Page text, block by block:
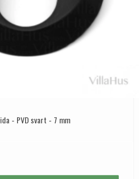
- PVD svart - 7 mm